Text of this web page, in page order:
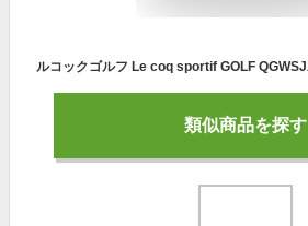
類似商品を探す